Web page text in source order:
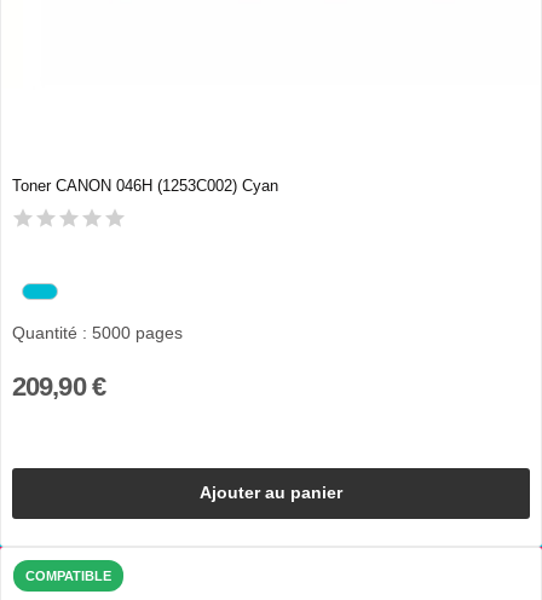
Toner CANON 046H (1253C002) Cyan
Quantité : 5000 pages
209,90 €
Ajouter au panier
COMPATIBLE